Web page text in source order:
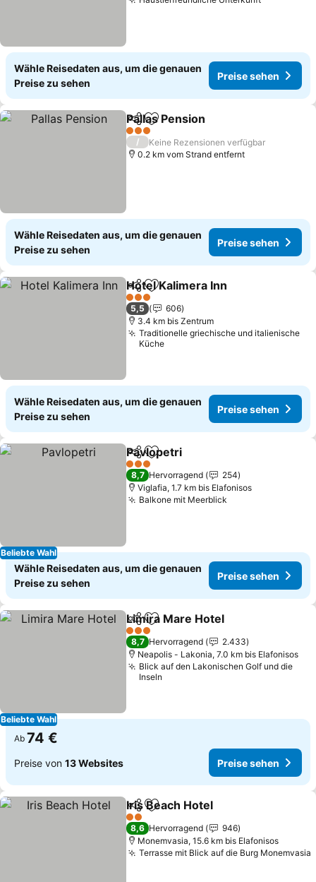
Wähle Reisedaten aus, um die genauen
Preise zu sehen
Preise sehen
TeilenZu Favoriten hinzufügen
Pallas Pension
3 Sterne
/
Keine Rezensionen verfügbar
0.2 km vom Strand entfernt
Wähle Reisedaten aus, um die genauen
Preise zu sehen
Preise sehen
TeilenZu Favoriten hinzufügen
Hotel Kalimera Inn
3 Sterne
5,5
606
3.4 km bis Zentrum
Traditionelle griechische und italienische
Küche
Wähle Reisedaten aus, um die genauen
Preise zu sehen
Preise sehen
Beliebte Wahl
TeilenZu Favoriten hinzufügen
Pavlopetri
3 Sterne
8,7 Hervorragend
254
Viglafia, 1.7 km bis Elafonisos
Balkone mit Meerblick
Wähle Reisedaten aus, um die genauen
Preise zu sehen
Preise sehen
Beliebte Wahl
TeilenZu Favoriten hinzufügen
Limira Mare Hotel
3 Sterne
8,7 Hervorragend
2.433
Neapolis - Lakonia, 7.0 km bis Elafonisos
Blick auf den Lakonischen Golf und die
Inseln
Ab 74 €
Preise von 13 Websites Preise sehen
TeilenZu Favoriten hinzufügen
Iris Beach Hotel
2 Sterne
8,6 Hervorragend
946
Monemvasia, 15.6 km bis Elafonisos
Terrasse mit Blick auf die Burg Monemvasia